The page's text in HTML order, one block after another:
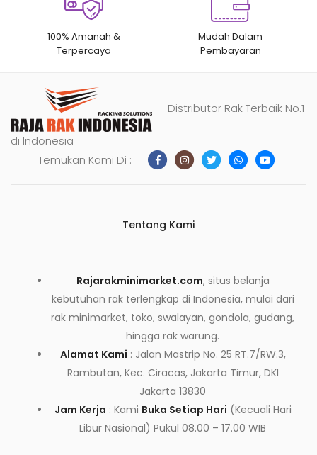
100% Amanah &
Terpercaya
Mudah Dalam
Pembayaran
Distributor Rak Terbaik No.1
di Indonesia
Temukan Kami Di :
Tentang Kami
Rajarakminimarket.com, situs belanja
kebutuhan rak terlengkap di Indonesia, mulai dari
rak minimarket, toko, swalayan, gondola, gudang,
hingga rak warung.
Alamat Kami : Jalan Mastrip No. 25 RT.7/RW.3,
Rambutan, Kec. Ciracas, Jakarta Timur, DKI
Jakarta 13830
Jam Kerja : Kami Buka Setiap Hari (Kecuali Hari
Libur Nasional) Pukul 08.00 – 17.00 WIB